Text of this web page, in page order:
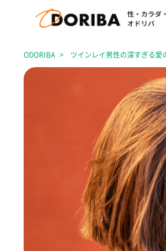
ODORIBA ツインレイ男性の深すぎる